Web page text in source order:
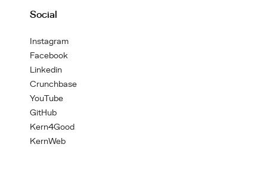
Social
Instagram
Facebook
Linkedin
Crunchbase
YouTube
GitHub
Kern4Good
KernWeb